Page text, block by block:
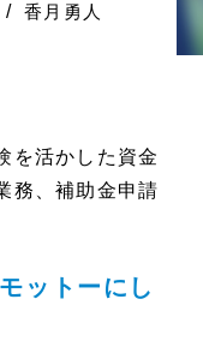
香月勇人
を活かした資金
務、補助金申請
ットーにし